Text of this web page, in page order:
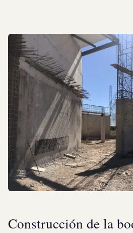
Construcción de la